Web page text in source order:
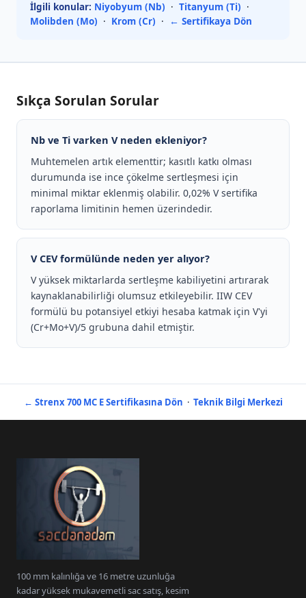
İlgili konular: Niyobyum (Nb) · Titanyum (Ti) ·
Molibden (Mo) · Krom (Cr) · ← Sertifikaya Dön
Sıkça Sorulan Sorular
Nb ve Ti varken V neden ekleniyor?
Muhtemelen artık elementtir; kasıtlı katkı olması
durumunda ise ince çökelme sertleşmesi için
minimal miktar eklenmiş olabilir. 0,02% V sertifika
raporlama limitinin hemen üzerindedir.
V CEV formülünde neden yer alıyor?
V yüksek miktarlarda sertleşme kabiliyetini artırarak
kaynaklanabilirliği olumsuz etkileyebilir. IIW CEV
formülü bu potansiyel etkiyi hesaba katmak için V'yi
(Cr+Mo+V)/5 grubuna dahil etmiştir.
← Strenx 700 MC E Sertifikasına Dön · Teknik Bilgi Merkezi
100 mm kalınlığa ve 16 metre uzunluğa
kadar yüksek mukavemetli sac satış, kesim